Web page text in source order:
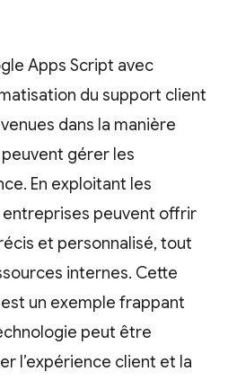
Apps Script avec
du support client
dans la manière
gérer les
En exploitant les
entreprises peuvent offrir
et personnalisé, tout
internes. Cette
un exemple frappant
peut être
l’expérience client et la